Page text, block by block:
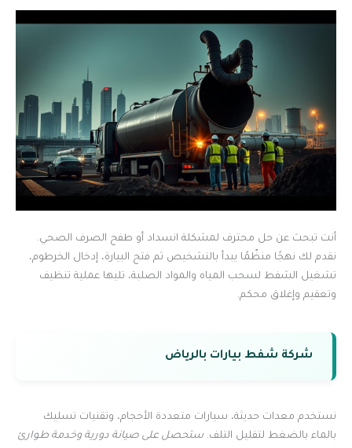
أنت تبحث عن حل محترف لمشكلة انسداد أو طفح الصرف الصحي.
نقدم لك نهجًا منظّمًا يبدأ بالتشخيص ثم فتح البيارة، إدخال الخرطوم،
تشغيل الشفط لسحب المياه والمواد الصلبة، تليها عملية تنظيف
وتعقيم وإغلاق محكم.
شركة شفط بيارات بالرياض
نستخدم معدات حديثة، سيارات متعددة الأحجام، وتقنيات تسليك
بالماء بالضغط لتقليل التلف. ستحصل على صيانة دورية وخدمة طوارئ